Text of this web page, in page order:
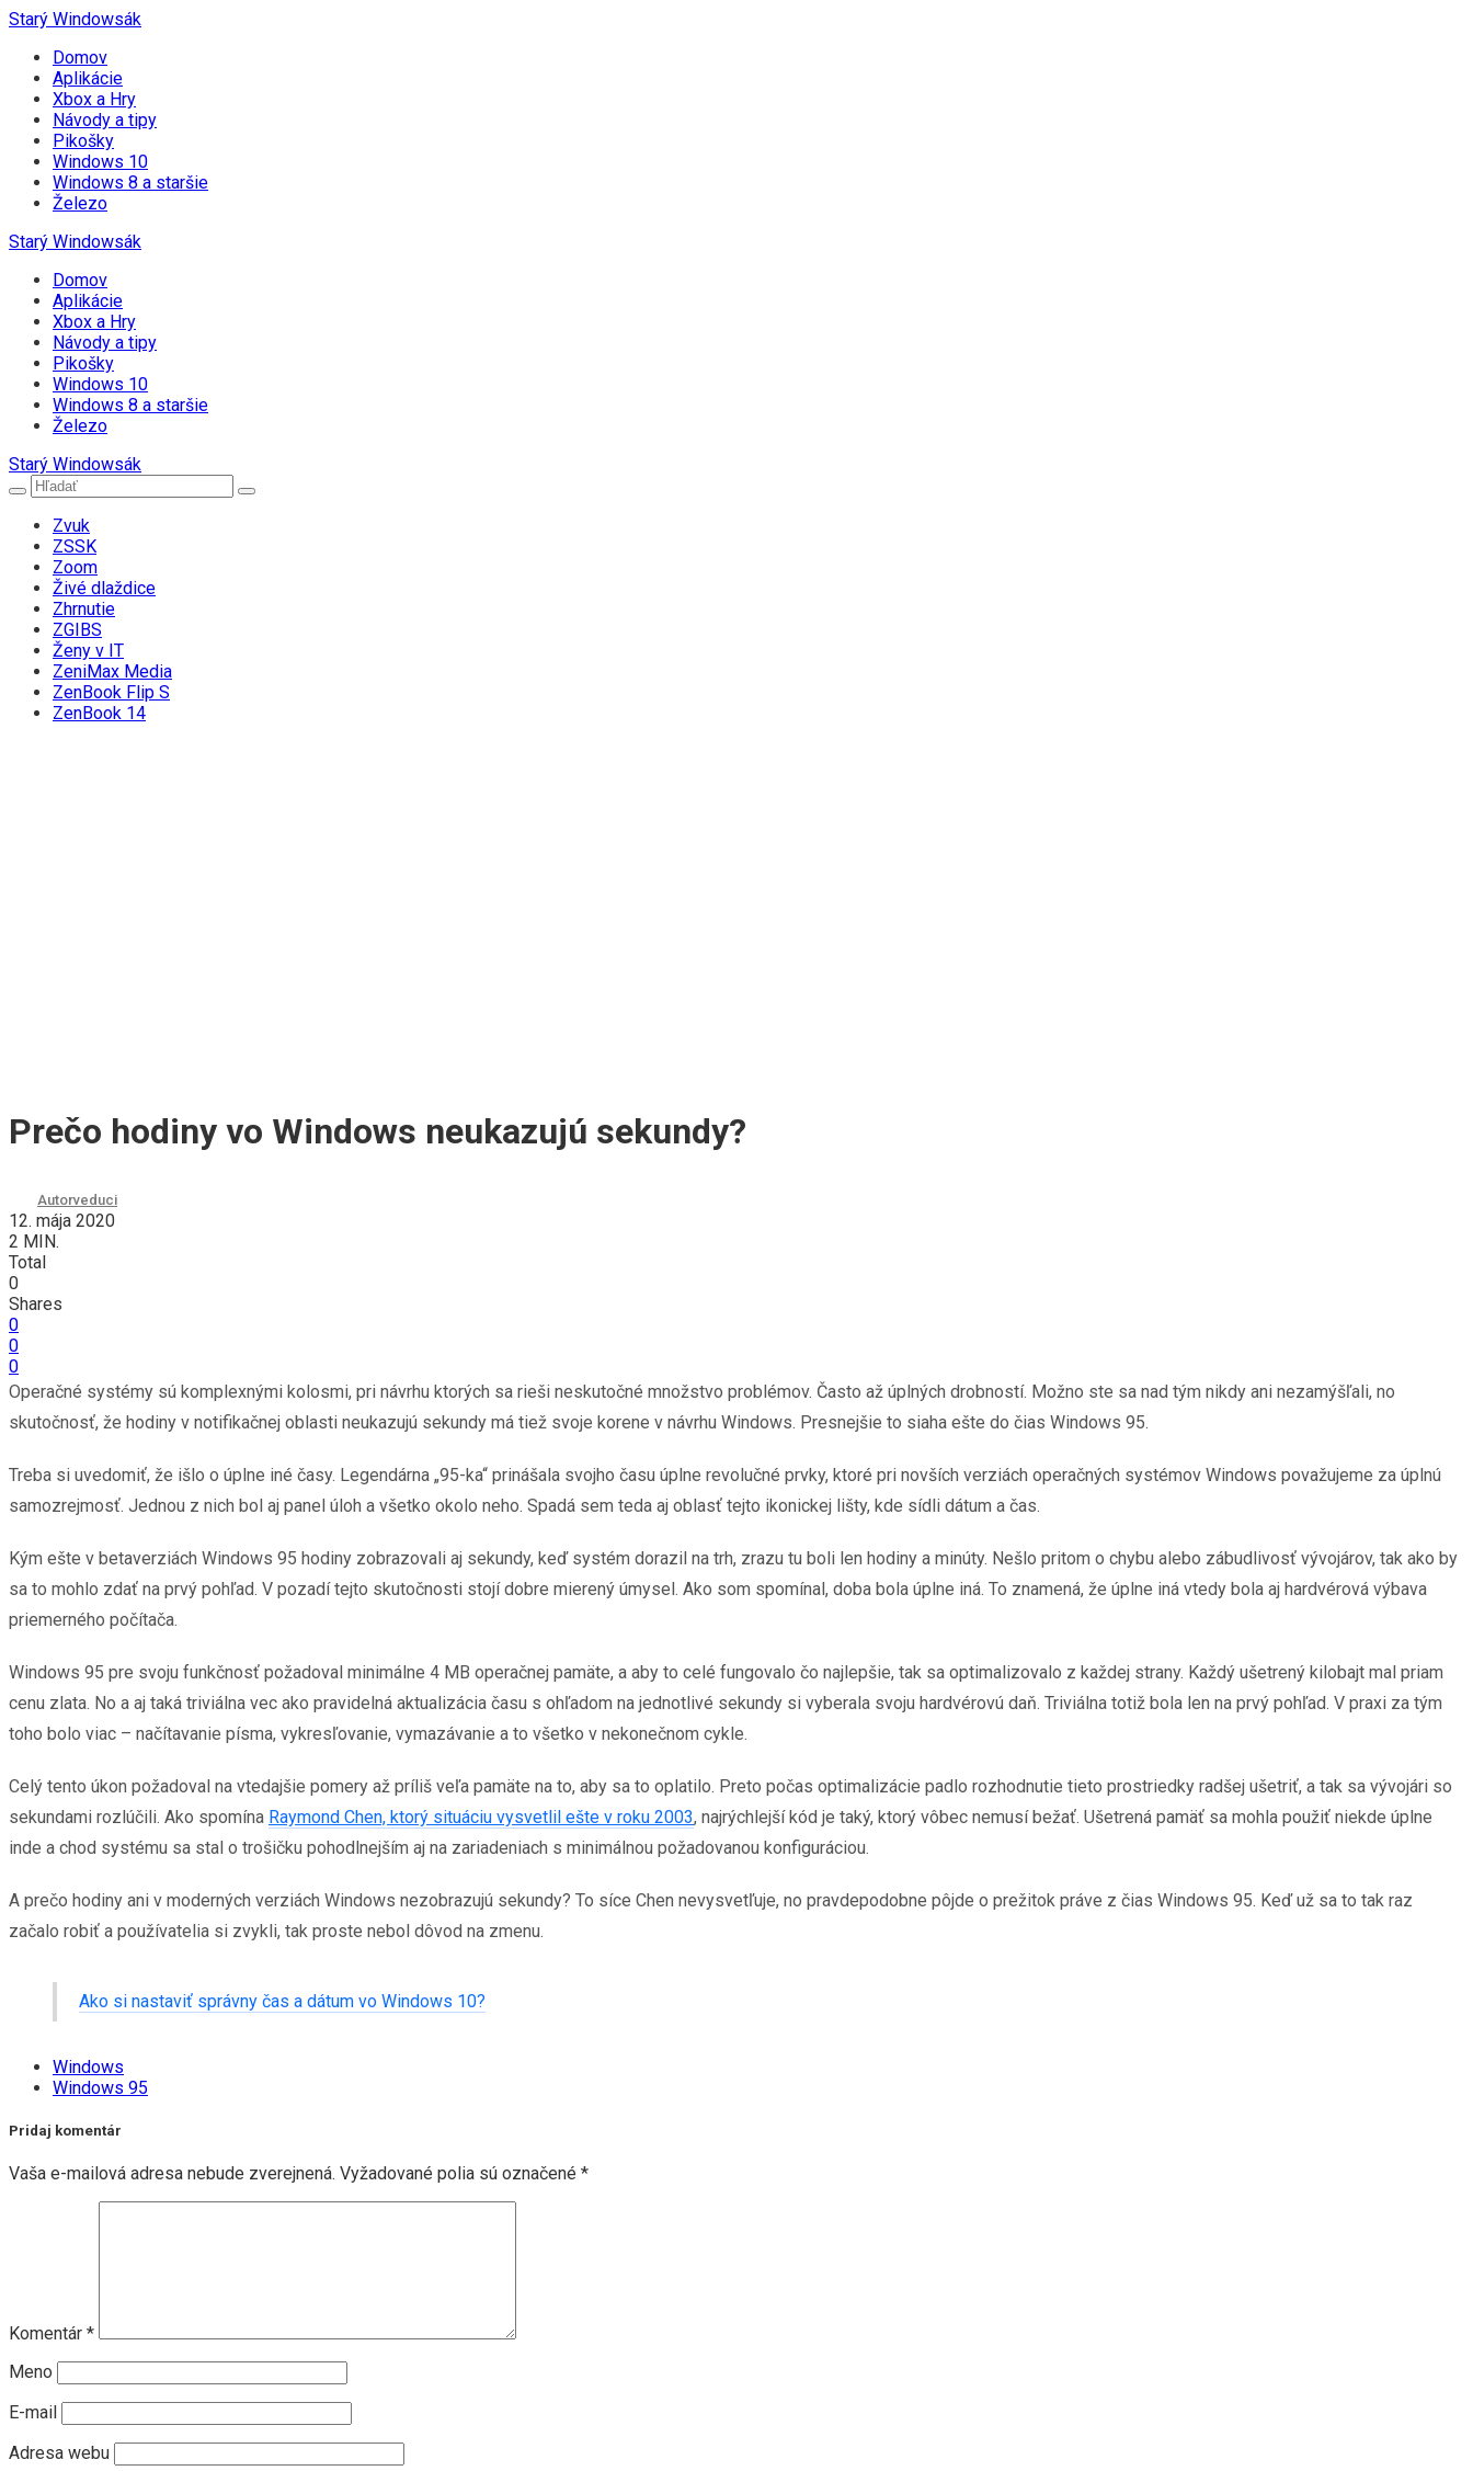
Starý Windowsák
Domov
Aplikácie
Xbox a Hry
Návody a tipy
Pikošky
Windows 10
Windows 8 a staršie
Železo
Starý Windowsák
Domov
Aplikácie
Xbox a Hry
Návody a tipy
Pikošky
Windows 10
Windows 8 a staršie
Železo
Starý Windowsák
Zvuk
ZSSK
Zoom
Živé dlaždice
Zhrnutie
ZGIBS
Ženy v IT
ZeniMax Media
ZenBook Flip S
ZenBook 14
Prečo hodiny vo Windows neukazujú sekundy?
Autorveduci
12. mája 2020
2 MIN.
Total
0
Shares
0
0
0
Operačné systémy sú komplexnými kolosmi, pri návrhu ktorých sa rieši neskutočné množstvo problémov. Často až úplných drobností. Možno ste sa nad tým nikdy ani nezamýšľali, no
skutočnosť, že hodiny v notifikačnej oblasti neukazujú sekundy má tiež svoje korene v návrhu Windows. Presnejšie to siaha ešte do čias Windows 95.
Treba si uvedomiť, že išlo o úplne iné časy. Legendárna „95-ka“ prinášala svojho času úplne revolučné prvky, ktoré pri novších verziách operačných systémov Windows považujeme za úplnú
samozrejmosť. Jednou z nich bol aj panel úloh a všetko okolo neho. Spadá sem teda aj oblasť tejto ikonickej lišty, kde sídli dátum a čas.
Kým ešte v betaverziách Windows 95 hodiny zobrazovali aj sekundy, keď systém dorazil na trh, zrazu tu boli len hodiny a minúty. Nešlo pritom o chybu alebo zábudlivosť vývojárov, tak ako by
sa to mohlo zdať na prvý pohľad. V pozadí tejto skutočnosti stojí dobre mierený úmysel. Ako som spomínal, doba bola úplne iná. To znamená, že úplne iná vtedy bola aj hardvérová výbava
priemerného počítača.
Windows 95 pre svoju funkčnosť požadoval minimálne 4 MB operačnej pamäte, a aby to celé fungovalo čo najlepšie, tak sa optimalizovalo z každej strany. Každý ušetrený kilobajt mal priam
cenu zlata. No a aj taká triviálna vec ako pravidelná aktualizácia času s ohľadom na jednotlivé sekundy si vyberala svoju hardvérovú daň. Triviálna totiž bola len na prvý pohľad. V praxi za tým
toho bolo viac – načítavanie písma, vykresľovanie, vymazávanie a to všetko v nekonečnom cykle.
Celý tento úkon požadoval na vtedajšie pomery až príliš veľa pamäte na to, aby sa to oplatilo. Preto počas optimalizácie padlo rozhodnutie tieto prostriedky radšej ušetriť, a tak sa vývojári so
sekundami rozlúčili. Ako spomína Raymond Chen, ktorý situáciu vysvetlil ešte v roku 2003, najrýchlejší kód je taký, ktorý vôbec nemusí bežať. Ušetrená pamäť sa mohla použiť niekde úplne
inde a chod systému sa stal o trošičku pohodlnejším aj na zariadeniach s minimálnou požadovanou konfiguráciou.
A prečo hodiny ani v moderných verziách Windows nezobrazujú sekundy? To síce Chen nevysvetľuje, no pravdepodobne pôjde o prežitok práve z čias Windows 95. Keď už sa to tak raz
začalo robiť a používatelia si zvykli, tak proste nebol dôvod na zmenu.
Ako si nastaviť správny čas a dátum vo Windows 10?
Windows
Windows 95
Pridaj komentár
Vaša e-mailová adresa nebude zverejnená. Vyžadované polia sú označené *
Komentár *
Meno
E-mail
Adresa webu